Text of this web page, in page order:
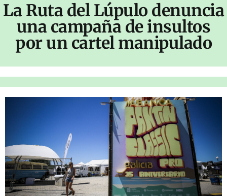
La Ruta del Lúpulo denuncia
una campaña de insultos
por un cartel manipulado